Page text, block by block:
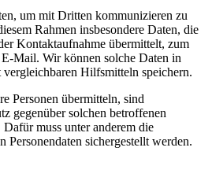
um mit Dritten kommunizieren zu
Rahmen insbesondere Daten, die
Kontaktaufnahme übermittelt, zum
Mail. Wir können solche Daten in
Hilfsmitteln speichern.
Personen übermitteln, sind
gegenüber solchen betroffenen
muss unter anderem die
Personendaten sichergestellt werden.